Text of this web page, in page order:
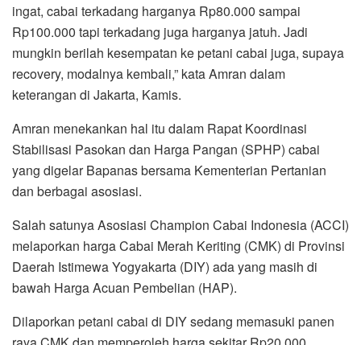
ingat, cabai terkadang harganya Rp80.000 sampai
Rp100.000 tapi terkadang juga harganya jatuh. Jadi
mungkin berilah kesempatan ke petani cabai juga, supaya
recovery, modalnya kembali,” kata Amran dalam
keterangan di Jakarta, Kamis.
Amran menekankan hal itu dalam Rapat Koordinasi
Stabilisasi Pasokan dan Harga Pangan (SPHP) cabai
yang digelar Bapanas bersama Kementerian Pertanian
dan berbagai asosiasi.
Salah satunya Asosiasi Champion Cabai Indonesia (ACCI)
melaporkan harga Cabai Merah Keriting (CMK) di Provinsi
Daerah Istimewa Yogyakarta (DIY) ada yang masih di
bawah Harga Acuan Pembelian (HAP).
Dilaporkan petani cabai di DIY sedang memasuki panen